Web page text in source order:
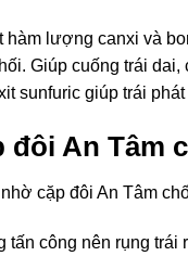
lượng canxi và
Giúp cuống trái
sunfuric giúp trái
An Tâm
cặp đôi An Tâm
công nên rụng